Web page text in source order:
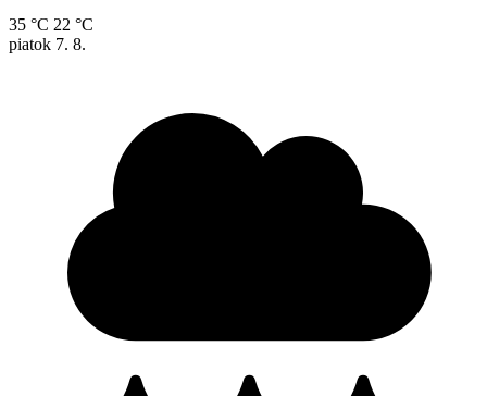
35 °C 22 °C
piatok 7. 8.